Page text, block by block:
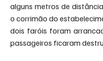
alguns metros de
o corrimão do
dois faróis foram
passageiros ficaram